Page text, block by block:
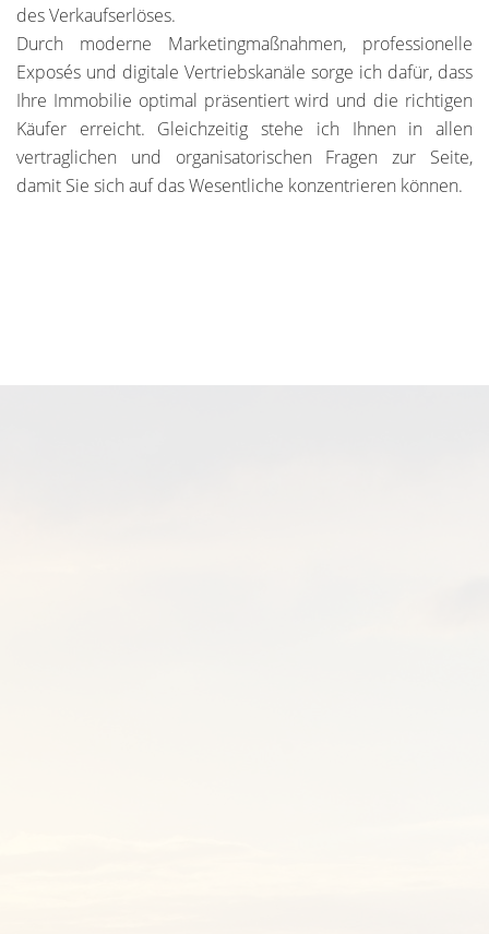
des Verkaufserlöses.
Durch moderne Marketingmaßnahmen, professionelle
Exposés und digitale Vertriebskanäle sorge ich dafür, dass
Ihre Immobilie optimal präsentiert wird und die richtigen
Käufer erreicht. Gleichzeitig stehe ich Ihnen in allen
vertraglichen und organisatorischen Fragen zur Seite,
damit Sie sich auf das Wesentliche konzentrieren können.